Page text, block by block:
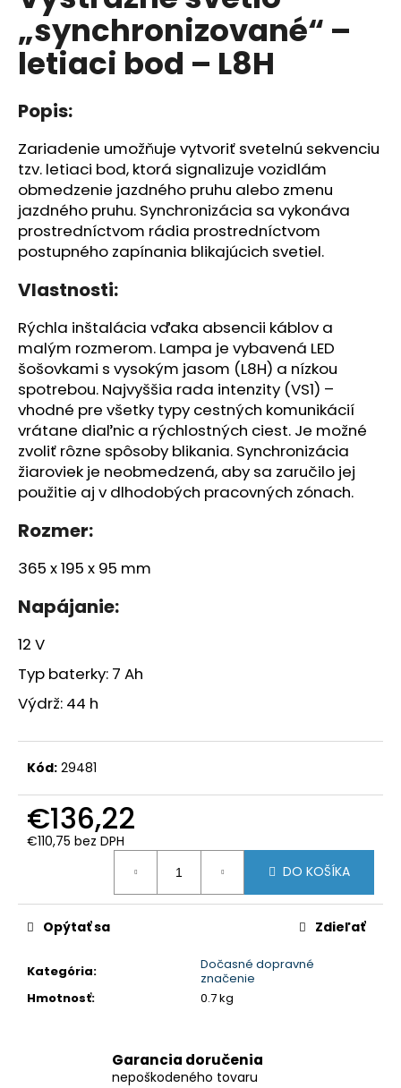
z
5
hviezdičiek.
„synchronizované“ –
letiaci bod – L8H
Popis:
Zariadenie umožňuje vytvoriť svetelnú sekvenciu
tzv. letiaci bod, ktorá signalizuje vozidlám
obmedzenie jazdného pruhu alebo zmenu
jazdného pruhu. Synchronizácia sa vykonáva
prostredníctvom rádia prostredníctvom
postupného zapínania blikajúcich svetiel.
Vlastnosti:
Rýchla inštalácia vďaka absencii káblov a
malým rozmerom. Lampa je vybavená LED
šošovkami s vysokým jasom (L8H) a nízkou
spotrebou. Najvyššia rada intenzity (VS1) –
vhodné pre všetky typy cestných komunikácií
vrátane diaľnic a rýchlostných ciest. Je možné
zvoliť rôzne spôsoby blikania. Synchronizácia
žiaroviek je neobmedzená, aby sa zaručilo jej
použitie aj v dlhodobých pracovných zónach.
Rozmer:
365 x 195 x 95 mm
Napájanie:
12 V
Typ baterky: 7 Ah
Výdrž: 44 h
Kód: 29481
€136,22
€110,75 bez DPH
DO KOŠÍKA
Kategória:
Dočasné dopravné
značenie
Hmotnosť: 0.7 kg
Opýtať sa Zdieľať
Garancia doručenia
nepoškodeného tovaru
j
s
?
HĽADAŤ
O
p
o
r
ú
č
a
m
e
NA
ODPAD
008,60